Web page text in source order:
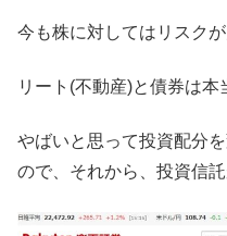
今も株に対してはリスク
リート(不動産)と債券は本
やばいと思って投資配分
ので、それから、投資信